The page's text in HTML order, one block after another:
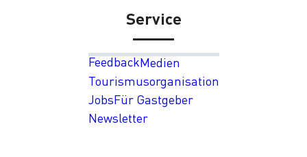
Service
FeedbackMedien
Tourismusorganisation
JobsFür Gastgeber
Newsletter